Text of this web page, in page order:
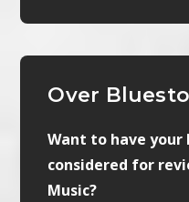
Over
Want to have your
considered for
Music?